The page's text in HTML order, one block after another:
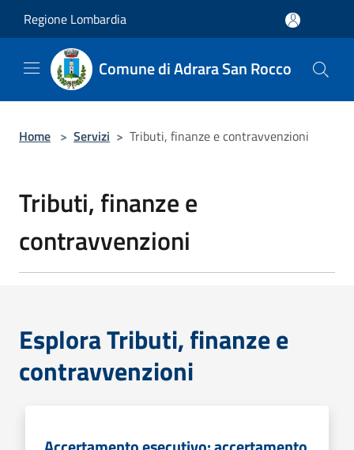
Regione Lombardia
Comune di Adrara San Rocco
Home > Servizi > Tributi, finanze e contravvenzioni
Tributi, finanze e
contravvenzioni
Esplora Tributi, finanze e
contravvenzioni